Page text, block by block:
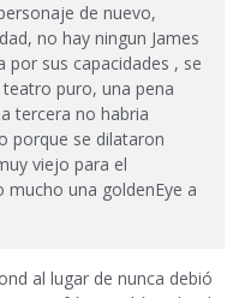
de nuevo,
no hay ningun James
sus capacidades , se
puro, una pena
tercera no habria
porque se dilataron
viejo para el
una goldenEye a
al lugar de nunca debió